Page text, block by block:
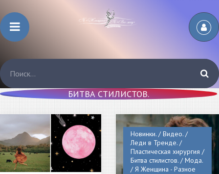
БИТВА СТИЛИСТОВ.
Новинки. / Видео. /
Леди в Тренде. /
Пластическая хирургия /
Битва стилистов. / Мода.
/ Я Женщина - Разное